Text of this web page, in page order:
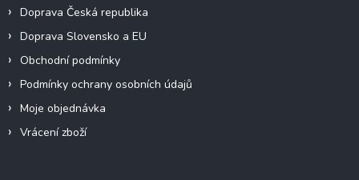
Doprava Česká republika
Doprava Slovensko a EU
Obchodní podmínky
Podmínky ochrany osobních údajů
Moje objednávka
Vrácení zboží